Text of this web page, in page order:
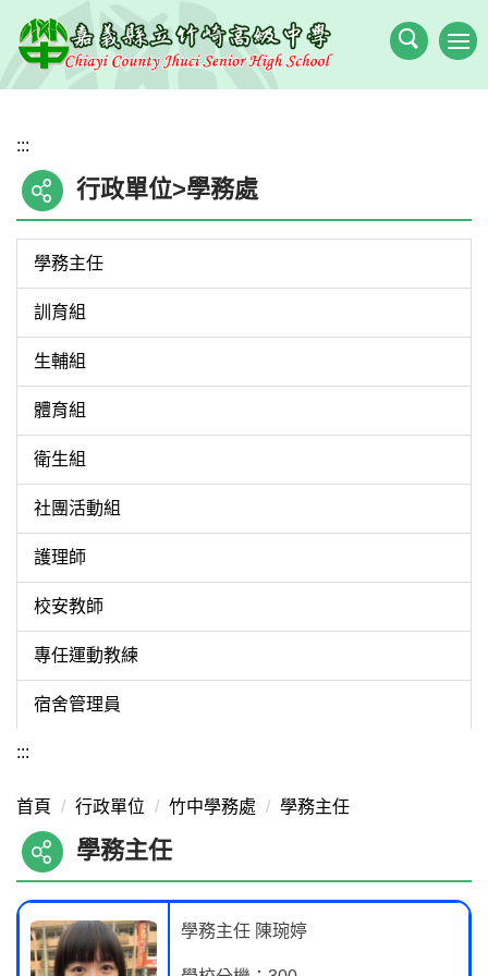
到
主
要
容
區
:::
行政單位>學務處
學務主任
訓育組
生輔組
體育組
衛生組
社團活動組
護理師
校安教師
專任運動教練
宿舍管理員
:::
首頁 行政單位 竹中學務處 學務主任
學務主任
學務主任 陳琬婷